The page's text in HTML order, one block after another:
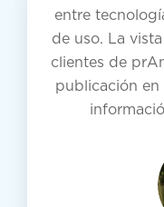
entre
de uso. La
clientes de
publicación en